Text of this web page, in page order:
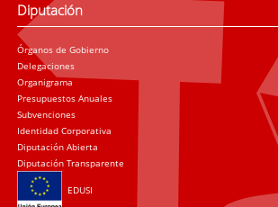
Diputación
Órganos de Gobierno
Delegaciones
Organigrama
Presupuestos Anuales
Subvenciones
Identidad Corporativa
Diputación Abierta
Diputación Transparente
EDUSI